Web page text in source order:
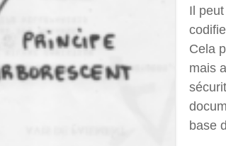
Il
Cela
mais
base